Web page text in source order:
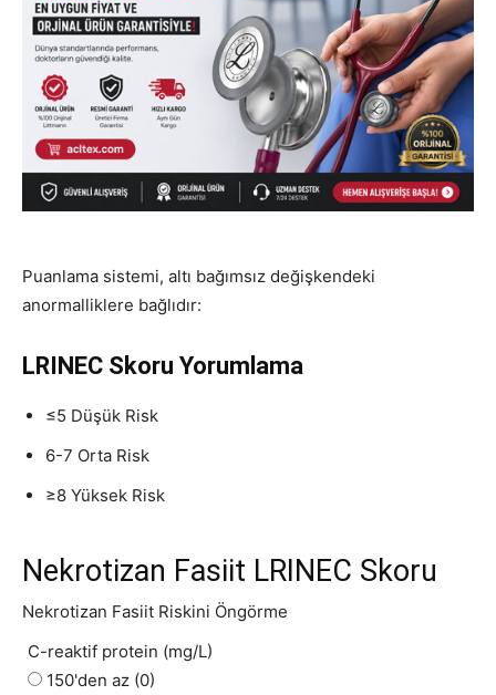
Puanlama sistemi, altı bağımsız değişkendeki
anormalliklere bağlıdır:
LRINEC Skoru Yorumlama
≤5 Düşük Risk
6-7 Orta Risk
≥8 Yüksek Risk
Nekrotizan Fasiit LRINEC Skoru
Nekrotizan Fasiit Riskini Öngörme
C-reaktif protein (mg/L)
150'den az (0)